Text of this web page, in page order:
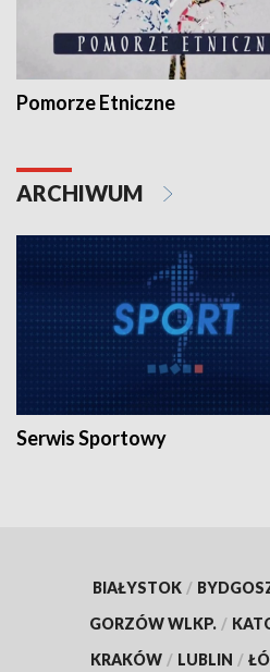
Pomorze Etniczne
ARCHIWUM
Serwis Sportowy
BIAŁYSTOK /
GORZÓW WLKP. /
KRAKÓW / LUBLIN /